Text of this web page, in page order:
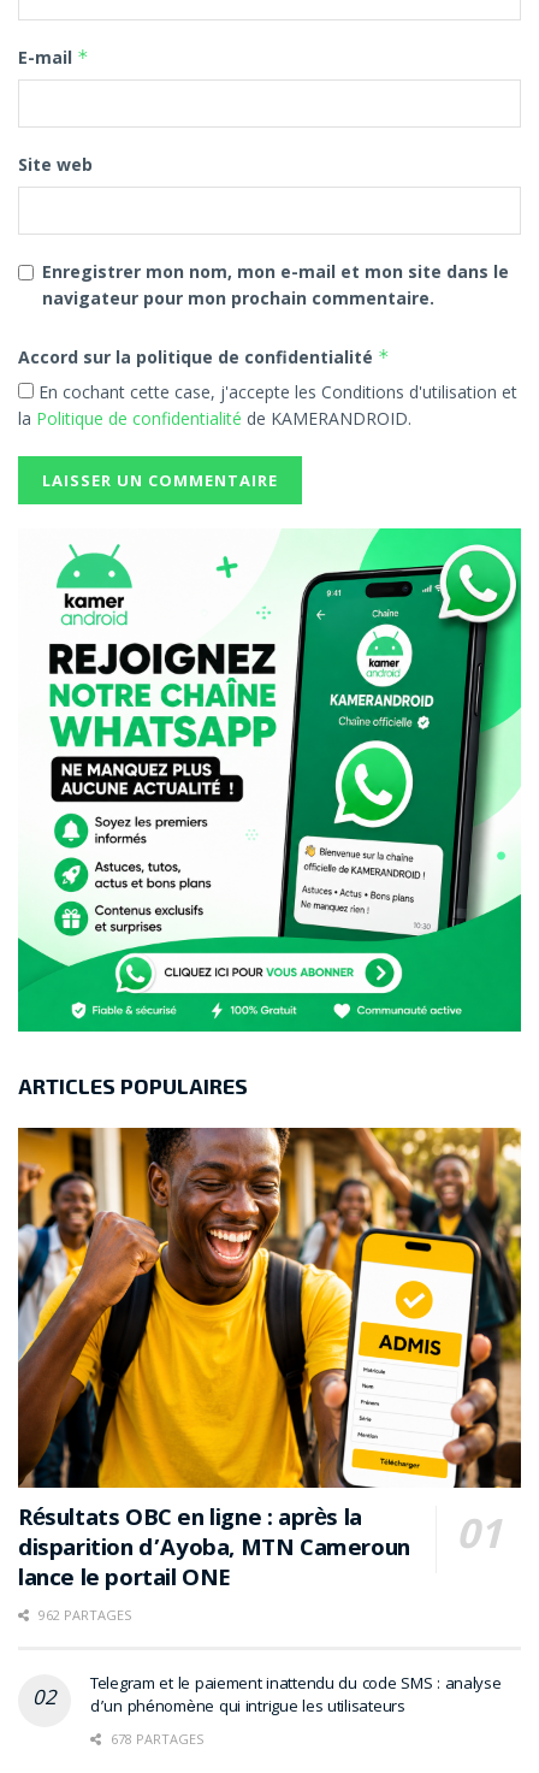
E-mail *
Site web
Enregistrer mon nom, mon e-mail et mon site dans le
navigateur pour mon prochain commentaire.
Accord sur la politique de confidentialité *
En cochant cette case, j'accepte les Conditions d'utilisation et
la Politique de confidentialité de KAMERANDROID.
ARTICLES POPULAIRES
Résultats OBC en ligne : après la
disparition d’Ayoba, MTN Cameroun
lance le portail ONE
962 PARTAGES
Telegram et le paiement inattendu du code SMS : analyse
d’un phénomène qui intrigue les utilisateurs
678 PARTAGES